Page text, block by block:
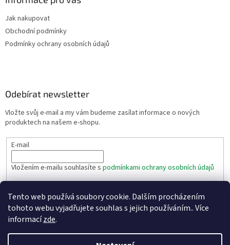
Tento web používá soubory cookie. Dalším procházením
tohoto webu vyjadřujete souhlas s jejich používáním.. Více
informacízde.
Jak nakupovat
Obchodní podmínky
Podmínky ochrany osobních údajů
Odebírat newsletter
Vložte svůj e-mail a my vám budeme zasílat informace o nových
produktech na našem e-shopu.
E-mail
Vložením e-mailu souhlasíte s podmínkami ochrany osobních údajů
PŘIHLÁSIT SE
Vytvořil Shoptet